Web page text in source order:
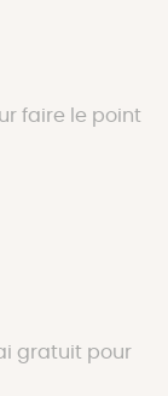
faire le point
gratuit pour